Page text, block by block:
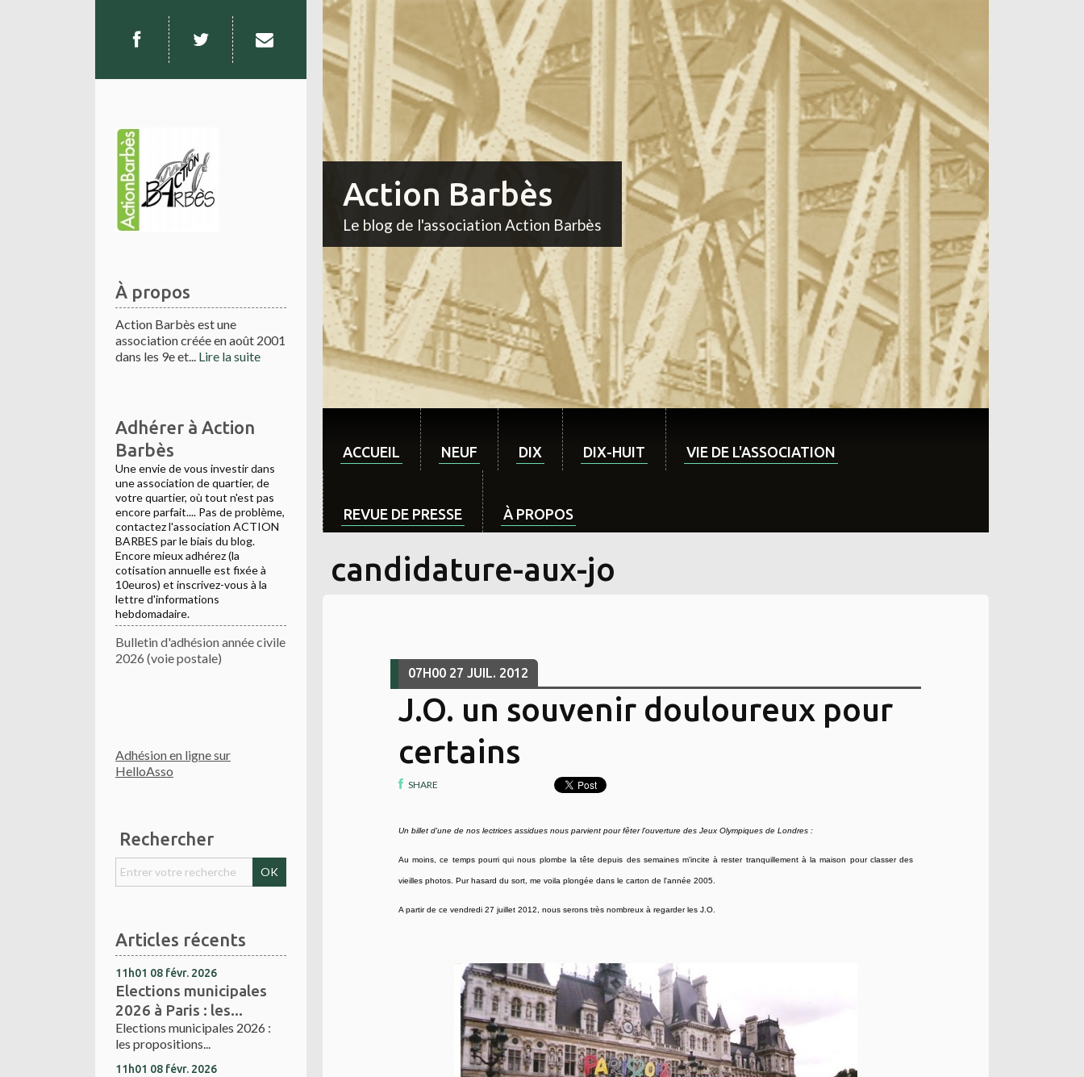
À propos
Action Barbès est une
association créée en août 2001
dans les 9e et... Lire la suite
Adhérer à Action
Barbès
Une envie de vous investir dans
une association de quartier, de
votre quartier, où tout n'est pas
encore parfait.... Pas de problème,
contactez l'association ACTION
BARBES par le biais du blog.
Encore mieux adhérez (la
cotisation annuelle est fixée à
10euros) et inscrivez-vous à la
lettre d'informations
hebdomadaire.
Bulletin d'adhésion année civile
2026 (voie postale)
Adhésion en ligne sur
HelloAsso
Rechercher
Articles récents
11h01 08 févr. 2026
Elections municipales
2026 à Paris : les...
Elections municipales 2026 :
les propositions...
11h01 08 févr. 2026
Action Barbès
Le blog de l'association Action Barbès
ACCUEIL NEUF DIX DIX-HUIT VIE DE L'ASSOCIATION
REVUE DE PRESSE À PROPOS
candidature-aux-jo
07H00 27 JUIL. 2012
J.O. un souvenir douloureux pour
certains
SHARE
Un billet d'une de nos lectrices assidues nous parvient pour fêter l'ouverture des Jeux Olympiques de Londres :
Au moins, ce temps pourri qui nous plombe la tête depuis des semaines m'incite à rester tranquillement à la maison pour classer des
vieilles photos. Pur hasard du sort, me voila plongée dans le carton de l'année 2005.
A partir de ce vendredi 27 juillet 2012, nous serons très nombreux à regarder les J.O.